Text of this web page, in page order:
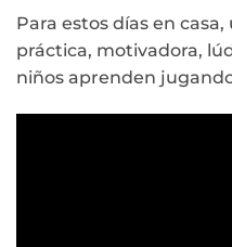
Para estos días en
práctica, motivadora,
niños aprenden